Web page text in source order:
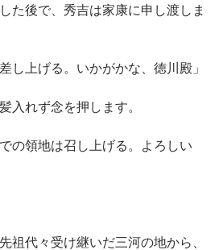
た後で、秀吉は家康に申し渡しま
し上げる。いかがかな、徳川殿」
入れず念を押します。
の領地は召し上げる。よろしい
祖代々受け継いだ三河の地から、